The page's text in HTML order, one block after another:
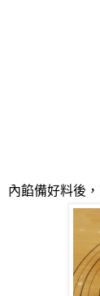
內餡備好料後